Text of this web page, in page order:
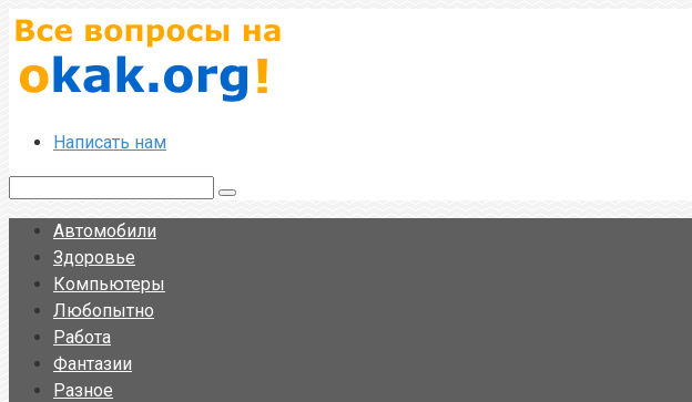
Перейти
к
контенту
Написать нам
Автомобили
Здоровье
Компьютеры
Любопытно
Работа
Фантазии
Разное